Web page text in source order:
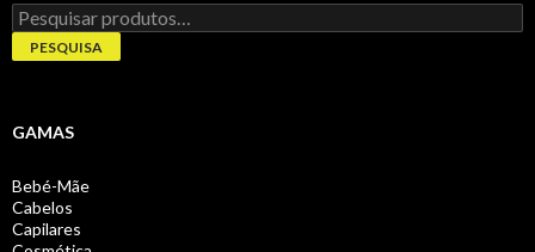
Pesquisar
por:
PESQUISA
GAMAS
Bebé-Mãe
Cabelos
Capilares